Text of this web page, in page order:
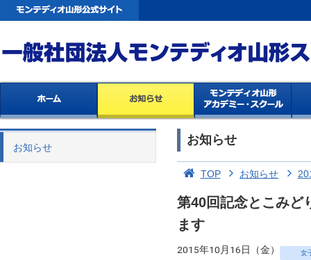
お知らせ
お知らせ
TOP お知らせ
第40回記念とこみど
ます
2015年10月16日（金） 女